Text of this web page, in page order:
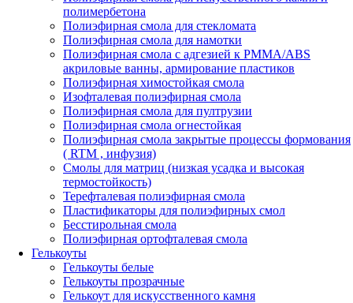
полимербетона
Полиэфирная смола для стекломата
Полиэфирная смола для намотки
Полиэфирная смола с адгезией к РММА/АВS
акриловые ванны, армирование пластиков
Полиэфирная химостойкая смола
Изофталевая полиэфирная смола
Полиэфирная смола для пултрузии
Полиэфирная смола огнестойкая
Полиэфирная смола закрытые процессы формования
( RTM , инфузия)
Смолы для матриц (низкая усадка и высокая
термостойкость)
Терефталевая полиэфирная смола
Пластификаторы для полиэфирных смол
Бесстирольная смола
Полиэфирная ортофталевая смола
Гелькоуты
Гелькоуты белые
Гелькоуты прозрачные
Гелькоут для искусственного камня